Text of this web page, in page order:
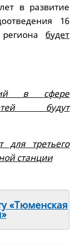
в развитие
16
будет
в сфере
будут
третьего
станции
«Тюменская